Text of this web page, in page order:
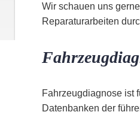
Wir schauen uns
Reparaturarbeiten
Fahrzeugdiagnose ist
Datenbanken der